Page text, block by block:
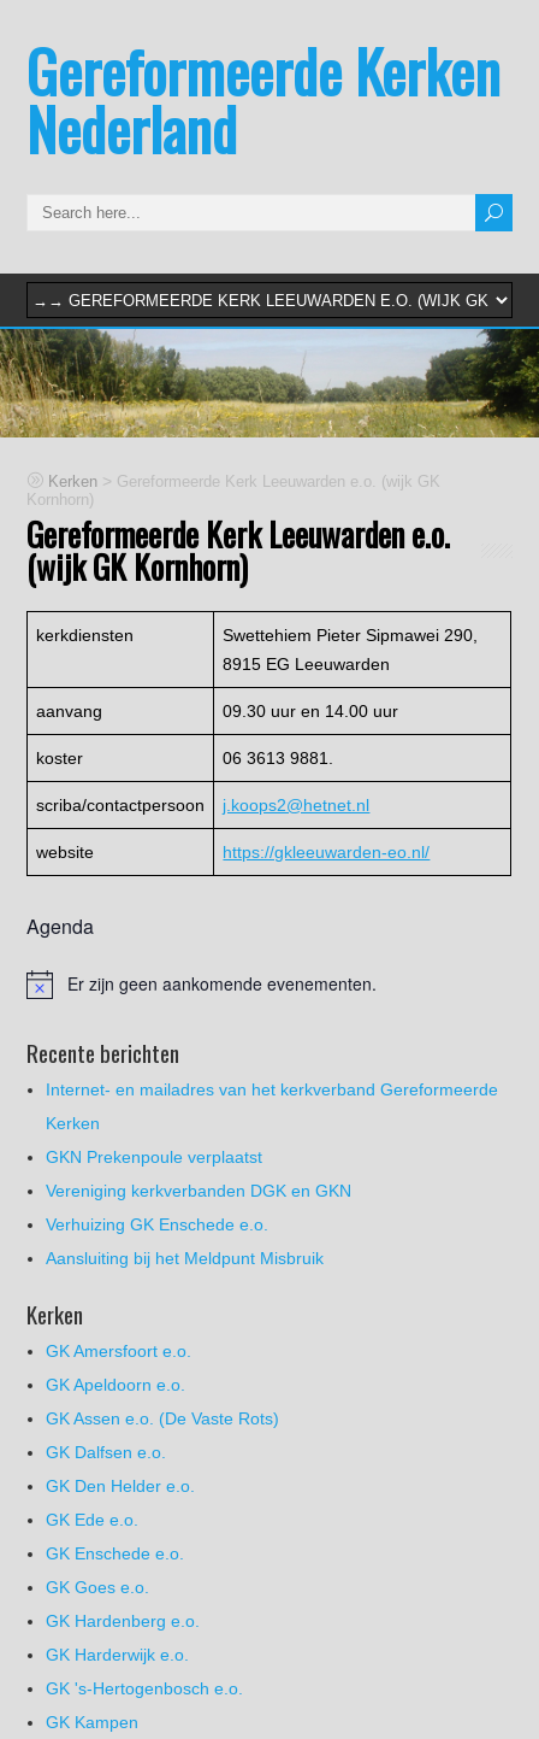
Gereformeerde Kerken
Nederland
Kerken > Gereformeerde Kerk Leeuwarden e.o. (wijk GK
Kornhorn)
Gereformeerde Kerk Leeuwarden e.o.
(wijk GK Kornhorn)
kerkdiensten
Swettehiem Pieter Sipmawei 290,
8915 EG Leeuwarden
aanvang 09.30 uur en 14.00 uur
koster 06 3613 9881.
scriba/contactpersoon j.koops2@hetnet.nl
website https://gkleeuwarden-eo.nl/
Agenda
Er zijn geen aankomende evenementen.
Recente berichten
Internet- en mailadres van het kerkverband Gereformeerde
Kerken
GKN Prekenpoule verplaatst
Vereniging kerkverbanden DGK en GKN
Verhuizing GK Enschede e.o.
Aansluiting bij het Meldpunt Misbruik
Kerken
GK Amersfoort e.o.
GK Apeldoorn e.o.
GK Assen e.o. (De Vaste Rots)
GK Dalfsen e.o.
GK Den Helder e.o.
GK Ede e.o.
GK Enschede e.o.
GK Goes e.o.
GK Hardenberg e.o.
GK Harderwijk e.o.
GK 's-Hertogenbosch e.o.
GK Kampen